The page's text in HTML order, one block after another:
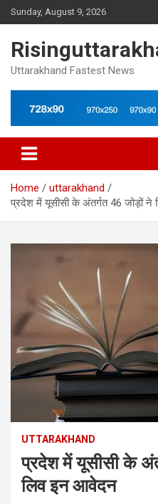
Skip
to
Sunday, August 9, 2026
Uttarakhand Fastest News
Home
uttarakhand
प्रदेश में यूसीसी के अंतर्गत 46 जोड़ों ने
UTTARAKHAND
प्रदेश में यूसीसी के
लिव इन आवेदन